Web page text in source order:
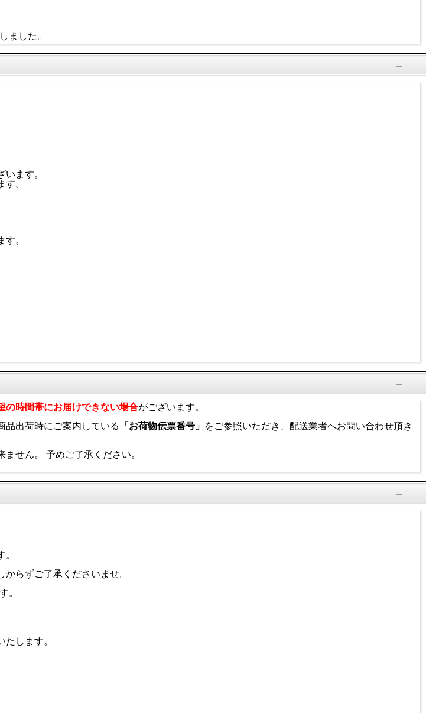
した。
ます。
す。
す。
の時間帯にお届けできない場合がございます。
品出荷時にご案内している
「お荷物伝票番号」 をご参照いただき、配送業者へお問い合わせ頂き
せん。 予めご了承ください。
らずご了承くださいませ。
。
します。